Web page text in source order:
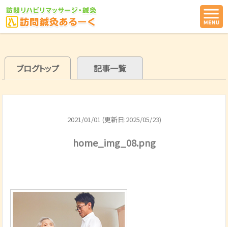
ブログトップ 記事一覧
2021/01/01 (更新日:2025/05/23)
home_img_08.png